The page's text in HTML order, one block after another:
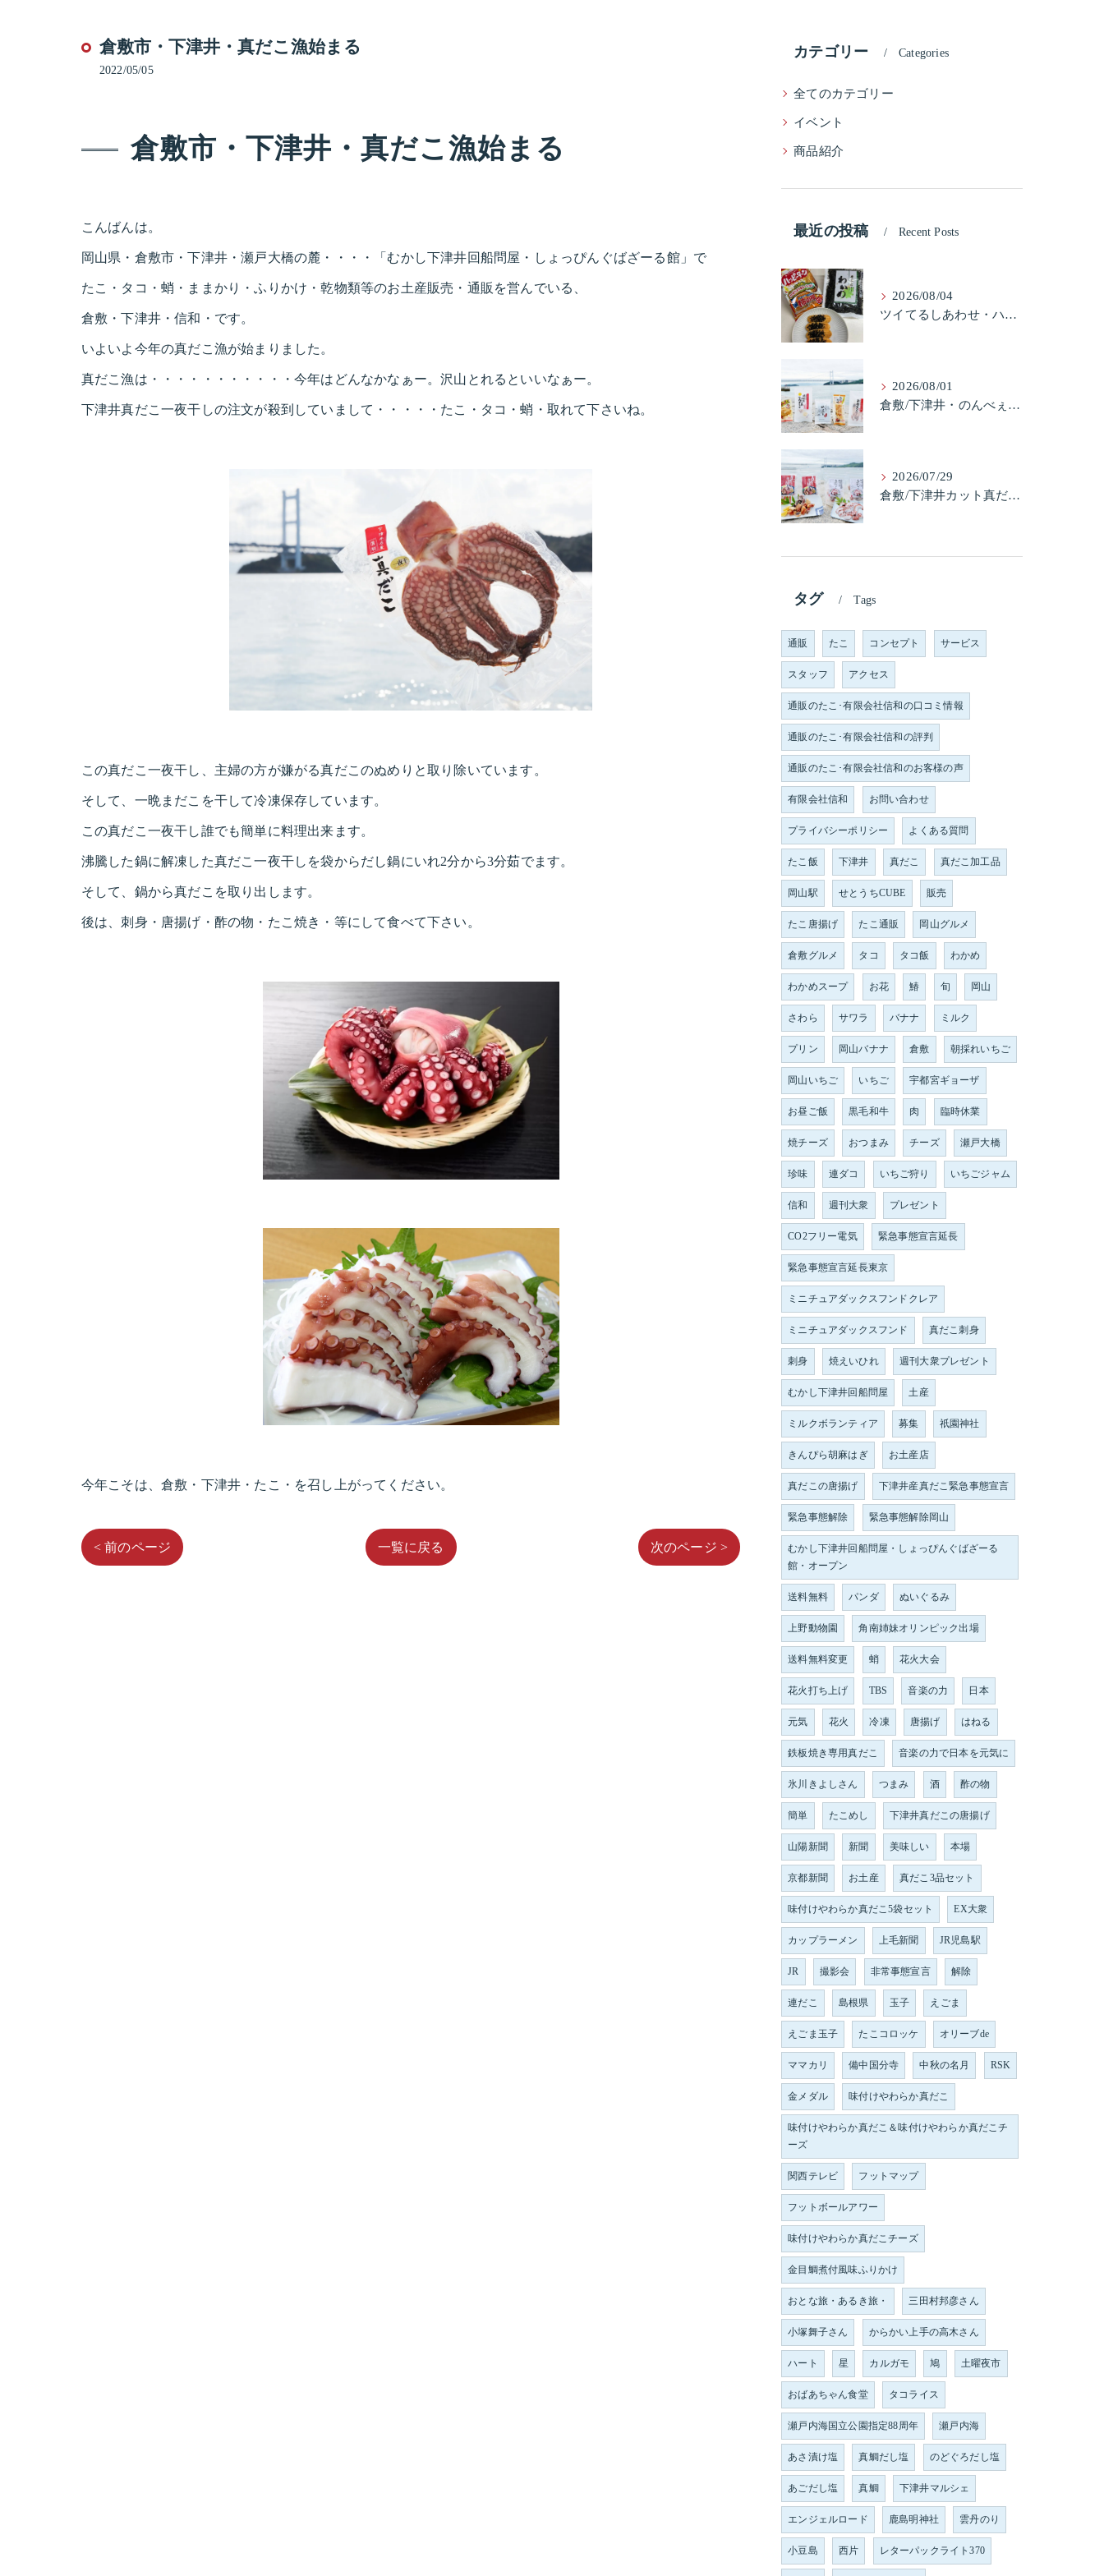
倉敷市・下津井・真だこ漁始まる
2022/05/05
倉敷市・下津井・真だこ漁始まる
こんばんは。
岡山県・倉敷市・下津井・瀬戸大橋の麓・・・・「むかし下津井回船問屋・しょっぴんぐばざーる館」で
たこ・タコ・蛸・ままかり・ふりかけ・乾物類等のお土産販売・通販を営んでいる、
倉敷・下津井・信和・です。
いよいよ今年の真だこ漁が始まりました。
真だこ漁は・・・・・・・・・・・今年はどんなかなぁー。沢山とれるといいなぁー。
下津井真だこ一夜干しの注文が殺到していまして・・・・・たこ・タコ・蛸・取れて下さいね。
この真だこ一夜干し、主婦の方が嫌がる真だこのぬめりと取り除いています。
そして、一晩まだこを干して冷凍保存しています。
この真だこ一夜干し誰でも簡単に料理出来ます。
沸騰した鍋に解凍した真だこ一夜干しを袋からだし鍋にいれ2分から3分茹でます。
そして、鍋から真だこを取り出します。
後は、刺身・唐揚げ・酢の物・たこ焼き・等にして食べて下さい。
今年こそは、倉敷・下津井・たこ・を召し上がってください。
< 前のページ 一覧に戻る 次のページ >
カテゴリー Categories
全てのカテゴリー
イベント
商品紹介
最近の投稿 Recent Posts
2026/08/04
ツイてるしあわせ・ハッピーターンと柿の種とそふとわかめふりかけとタコふりかけ・ハッピーコラボレーション
2026/08/01
倉敷/下津井・のんべぇ5品セット（たこちく、たこ玉、味付のり、串酢だこ、味付けけやわらか真だこチーズ）3歳のお子様も大好きなんですよ。
2026/07/29
倉敷/下津井カット真だこ＆倉敷/下津井真だこ唐揚げ・セット人気です。
タグ Tags
通販 たこ コンセプト サービス
スタッフ アクセス
通販のたこ･有限会社信和の口コミ情報
通販のたこ･有限会社信和の評判
通販のたこ･有限会社信和のお客様の声
有限会社信和 お問い合わせ
プライバシーポリシー よくある質問
たこ飯 下津井 真だこ 真だこ加工品
岡山駅 せとうちCUBE 販売
たこ唐揚げ たこ通販 岡山グルメ
倉敷グルメ タコ タコ飯 わかめ
わかめスープ お花 鰆 旬 岡山
さわら サワラ バナナ ミルク
プリン 岡山バナナ 倉敷 朝採れいちご
岡山いちご いちご 宇都宮ギョーザ
お昼ご飯 黒毛和牛 肉 臨時休業
焼チーズ おつまみ チーズ 瀬戸大橋
珍味 連ダコ いちご狩り いちごジャム
信和 週刊大衆 プレゼント
CO2フリー電気 緊急事態宣言延長
緊急事態宣言延長東京
ミニチュアダックスフンドクレア
ミニチュアダックスフンド 真だこ刺身
刺身 焼えいひれ 週刊大衆プレゼント
むかし下津井回船問屋 土産
ミルクボランティア 募集 祇園神社
きんぴら胡麻はぎ お土産店
真だこの唐揚げ 下津井産真だこ緊急事態宣言
緊急事態解除 緊急事態解除岡山
むかし下津井回船問屋・しょっぴんぐばざーる
館・オープン
送料無料 パンダ ぬいぐるみ
上野動物園 角南姉妹オリンピック出場
送料無料変更 蛸 花火大会
花火打ち上げ TBS 音楽の力 日本
元気 花火 冷凍 唐揚げ はねる
鉄板焼き専用真だこ 音楽の力で日本を元気に
氷川きよしさん つまみ 酒 酢の物
簡単 たこめし 下津井真だこの唐揚げ
山陽新聞 新聞 美味しい 本場
京都新聞 お土産 真だこ3品セット
味付けやわらか真だこ5袋セット EX大衆
カップラーメン 上毛新聞 JR児島駅
JR 撮影会 非常事態宣言 解除
連だこ 島根県 玉子 えごま
えごま玉子 たこコロッケ オリーブde
ママカリ 備中国分寺 中秋の名月 RSK
金メダル 味付けやわらか真だこ
味付けやわらか真だこ＆味付けやわらか真だこチ
ーズ
関西テレビ フットマップ
フットボールアワー
味付けやわらか真だこチーズ
金目鯛煮付風味ふりかけ
おとな旅・あるき旅・ 三田村邦彦さん
小塚舞子さん からかい上手の高木さん
ハート 星 カルガモ 鳩 土曜夜市
おばあちゃん食堂 タコライス
瀬戸内海国立公園指定88周年 瀬戸内海
あさ漬け塩 真鯛だし塩 のどぐろだし塩
あごだし塩 真鯛 下津井マルシェ
エンジェルロード 鹿島明神社 雲丹のり
小豆島 西片 レターパックライト370